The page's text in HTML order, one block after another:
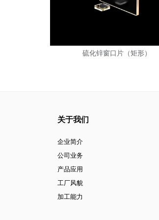
硫化锌窗口片（矩形）
关于我们
企业简介
公司业务
产品应用
工厂风貌
加工能力